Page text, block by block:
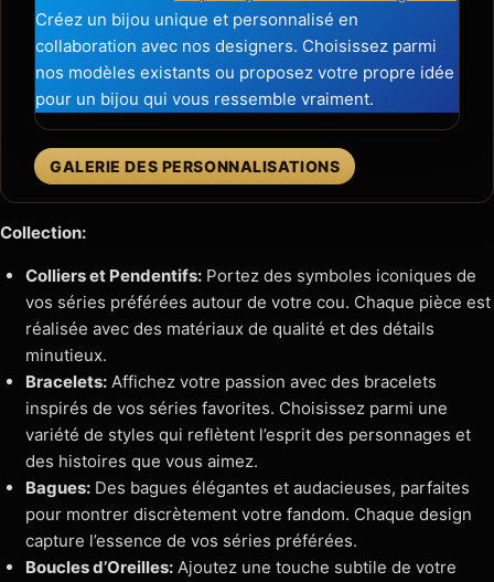
Créez un bijou unique et personnalisé en
collaboration avec nos designers. Choisissez parmi
nos modèles existants ou proposez votre propre idée
pour un bijou qui vous ressemble vraiment.
GALERIE DES PERSONNALISATIONS
Collection:
Colliers et Pendentifs:Portez des symboles iconiques de
vos séries préférées autour de votre cou. Chaque pièce est
réalisée avec des matériaux de qualité et des détails
minutieux.
Bracelets:Affichez votre passion avec des bracelets
inspirés de vos séries favorites. Choisissez parmi une
variété de styles qui reflètent l’esprit des personnages et
des histoires que vous aimez.
Bagues:Des bagues élégantes et audacieuses, parfaites
pour montrer discrètement votre fandom. Chaque design
capture l’essence de vos séries préférées.
Boucles d’Oreilles:Ajoutez une touche subtile de votre